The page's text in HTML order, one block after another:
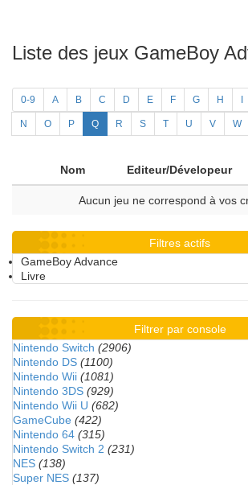
Liste des jeux GameBoy
0-9 A B C D E F G H
N O P Q R S T U V W
Nom Editeur/Dévelopeur
Aucun jeu ne correspond à vos
Filtres actifs
GameBoy Advance
Livre
Filtrer par console
Nintendo Switch (2906)
Nintendo DS (1100)
Nintendo Wii (1081)
Nintendo 3DS (929)
Nintendo Wii U (682)
GameCube (422)
Nintendo 64 (315)
Nintendo Switch 2 (231)
NES (138)
Super NES (137)